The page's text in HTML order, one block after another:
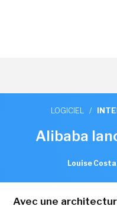
LOGICIEL /
Alibaba
Louise Costa
Avec une